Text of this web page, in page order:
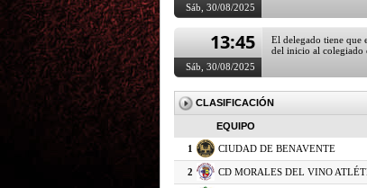
13:45
Sáb, 30/08/2025
13:59
Sáb, 30/08/2025
CLASIFICACIÓN
EQUIPO
1 CIUDAD DE BENAVENTE
2 CD MORALES DEL VINO